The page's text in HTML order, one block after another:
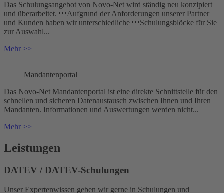
Das Schulungsangebot von Novo-Net wird ständig neu konzipiert
und überarbeitet. Aufgrund der Anforderungen unserer Partner
und Kunden haben wir unterschiedliche Schulungsblöcke für Sie
zur Auswahl...
Mehr >>
Mandantenportal
Das Novo-Net Mandantenportal ist eine direkte Schnittstelle für den
schnellen und sicheren Datenaustausch zwischen Ihnen und Ihren
Mandanten. Informationen und Auswertungen werden nicht...
Mehr >>
Leistungen
DATEV / DATEV-Schulungen
Unser Expertenwissen geben wir gerne in Schulungen und